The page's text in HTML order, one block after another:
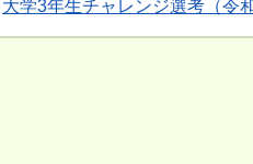
大学3年生チャレンジ選考（令